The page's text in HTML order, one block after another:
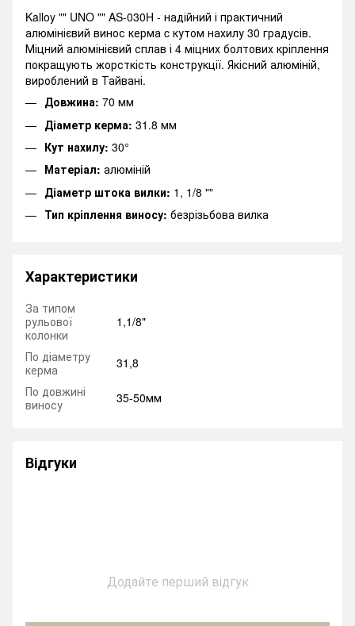
Kalloy "" UNO "" AS-030H - надійний і практичний
алюмінієвий винос керма c кутом нахилу 30 градусів.
Міцний алюмінієвий сплав і 4 міцних болтових кріплення
покращують жорсткість конструкції. Якісний алюміній,
вироблений в Тайвані.
Довжина: 70 мм
Діаметр керма: 31.8 мм
Кут нахилу: 30°
Матеріал: алюміній
Діаметр штока вилки: 1, 1/8 ""
Тип кріплення виносу: безрізьбова вилка
Характеристики
За типом
рульової
колонки
1,1/8"
По діаметру
керма
31,8
По довжині
виносу
35-50мм
Відгуки
Додайте перший відгук